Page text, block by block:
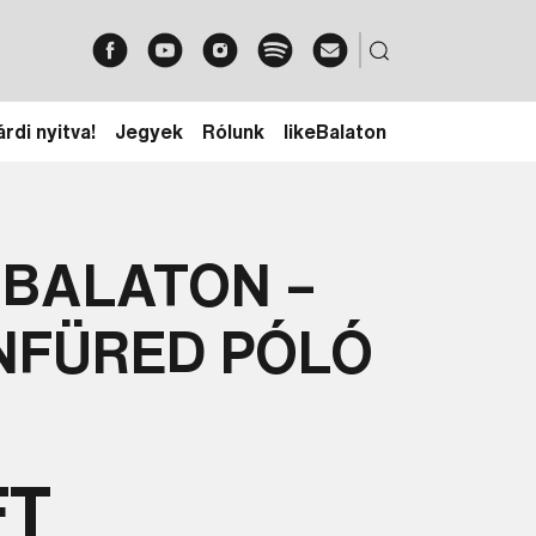
nyitva! Jegyek Rólunk likeBalaton
–
PÓLÓ